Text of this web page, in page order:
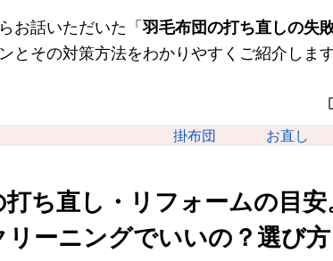
お話いただいた「羽毛布団の打ち直しの失
とその対策方法をわかりやすくご紹介します
掛布団
お直し
ち直し・リフォームの目
リーニングでいいの？選び方